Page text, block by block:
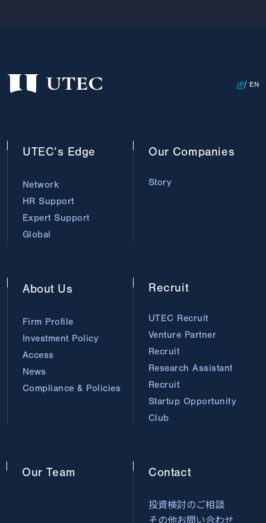
JP EN
UTEC’s Edge
Network
HR Support
Expert Support
Global
Our Companies
Story
Our Team
About Us
Firm Profile
Investment Policy
Access
News
Compliance & Policies
Recruit
UTEC Recruit
Venture Partner
Recruit
Research Assistant
Recruit
Startup Opportunity
Club
Contact
投資検討のご相談
その他お問い合わせ